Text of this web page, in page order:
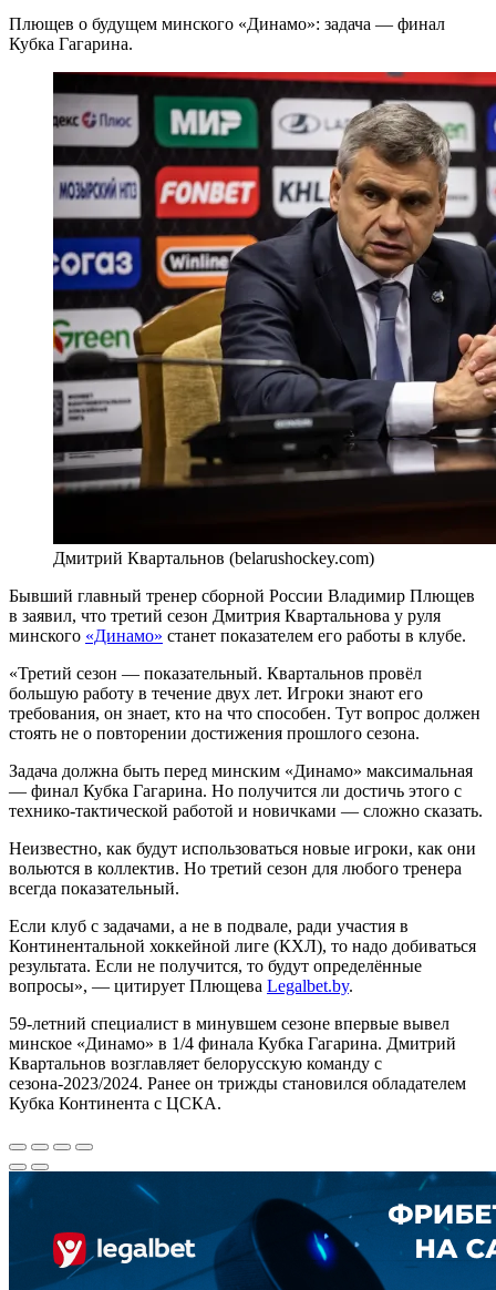
Плющев о будущем минского «Динамо»: задача — финал
Кубка Гагарина.
Дмитрий Квартальнов (belarushockey.com)
Бывший главный тренер сборной России Владимир Плющев
в заявил, что третий сезон Дмитрия Квартальнова у руля
минского «Динамо» станет показателем его работы в клубе.
«Третий сезон — показательный. Квартальнов провёл
большую работу в течение двух лет. Игроки знают его
требования, он знает, кто на что способен. Тут вопрос должен
стоять не о повторении достижения прошлого сезона.
Задача должна быть перед минским «Динамо» максимальная
— финал Кубка Гагарина. Но получится ли достичь этого с
технико-тактической работой и новичками — сложно сказать.
Неизвестно, как будут использоваться новые игроки, как они
вольются в коллектив. Но третий сезон для любого тренера
всегда показательный.
Если клуб с задачами, а не в подвале, ради участия в
Континентальной хоккейной лиге (КХЛ), то надо добиваться
результата. Если не получится, то будут определённые
вопросы», — цитирует Плющева Legalbet.by.
59-летний специалист в минувшем сезоне впервые вывел
минское «Динамо» в 1/4 финала Кубка Гагарина. Дмитрий
Квартальнов возглавляет белорусскую команду с
сезона-2023/2024. Ранее он трижды становился обладателем
Кубка Континента с ЦСКА.